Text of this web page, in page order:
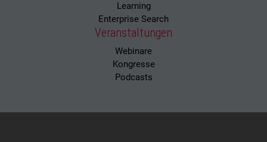
Learning
Enterprise Search
Veranstaltungen
Webinare
Kongresse
Podcasts